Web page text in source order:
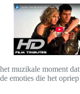
het muzikale moment
de emoties die het